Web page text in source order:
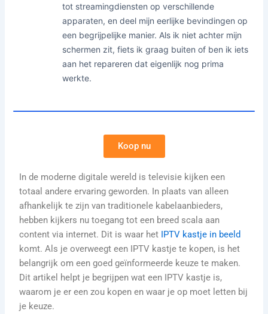
tot streamingdiensten op verschillende
apparaten, en deel mijn eerlijke bevindingen op
een begrijpelijke manier. Als ik niet achter mijn
schermen zit, fiets ik graag buiten of ben ik iets
aan het repareren dat eigenlijk nog prima
werkte.
Koop nu
In de moderne digitale wereld is televisie kijken een
totaal andere ervaring geworden. In plaats van alleen
afhankelijk te zijn van traditionele kabelaanbieders,
hebben kijkers nu toegang tot een breed scala aan
content via internet. Dit is waar het IPTV kastje in beeld
komt. Als je overweegt een IPTV kastje te kopen, is het
belangrijk om een goed geïnformeerde keuze te maken.
Dit artikel helpt je begrijpen wat een IPTV kastje is,
waarom je er een zou kopen en waar je op moet letten bij
je keuze.